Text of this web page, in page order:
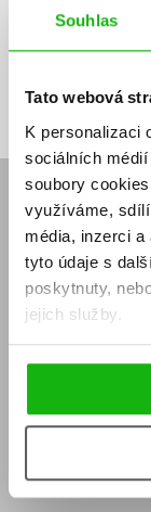
Souhlas
Tato webová
K personalizaci
sociálních
soubory
využíváme,
média, inzerci a
tyto údaje s
poskytnuty,
jejich služby.
sleva, jaká běží
mailová
adresa
mailová
adresa
Vaše e-mailová
E-SHOP
Aktuality
Naši autoři
Obchodní podmínky
Jak nakoupit
KONTAKTY
Sídlo společnosti